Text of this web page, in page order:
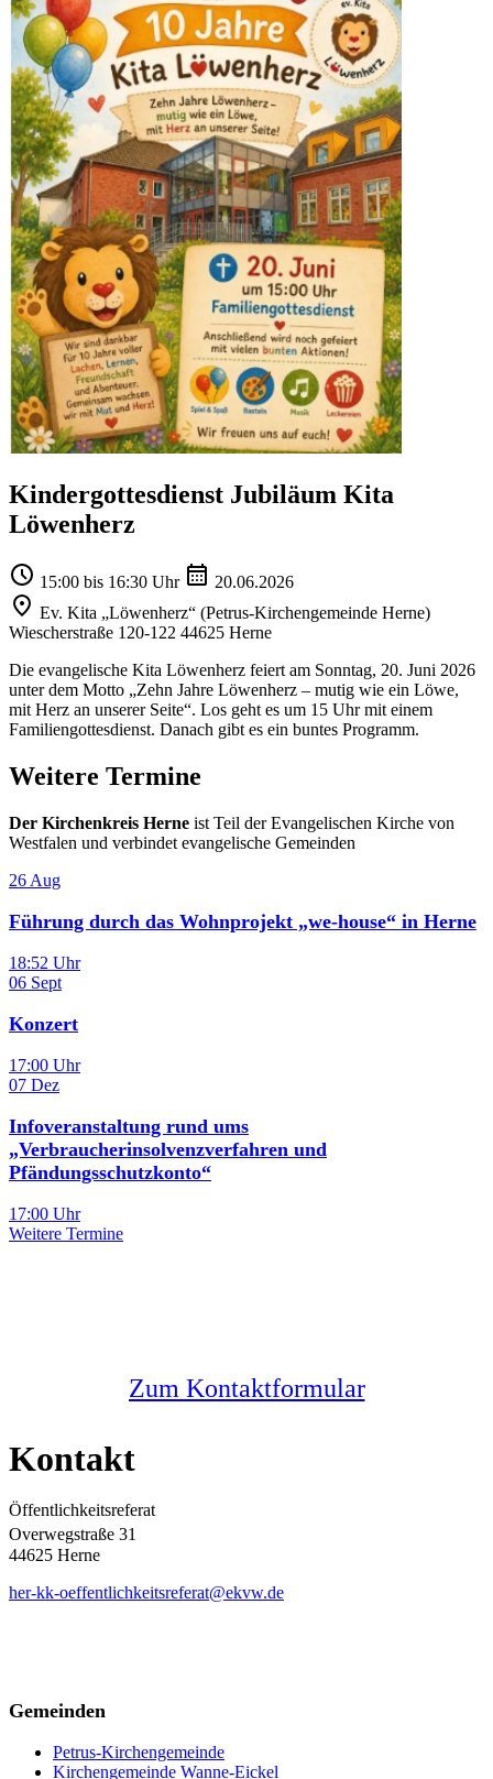
Kindergottesdienst Jubiläum Kita
Löwenherz
15:00 bis 16:30 Uhr
20.06.2026
Ev. Kita „Löwenherz“ (Petrus-Kirchengemeinde Herne)
Wiescherstraße 120-122 44625 Herne
Die evangelische Kita Löwenherz feiert am Sonntag, 20. Juni 2026
unter dem Motto „Zehn Jahre Löwenherz – mutig wie ein Löwe,
mit Herz an unserer Seite“. Los geht es um 15 Uhr mit einem
Familiengottesdienst. Danach gibt es ein buntes Programm.
Weitere Termine
Der Kirchenkreis Herne ist Teil der Evangelischen Kirche von
Westfalen und verbindet evangelische Gemeinden
26 Aug
Führung durch das Wohnprojekt „we-house“ in Herne
18:52 Uhr
06 Sept
Konzert
17:00 Uhr
07 Dez
Infoveranstaltung rund ums
„Verbraucherinsolvenzverfahren und
Pfändungsschutzkonto“
17:00 Uhr
Weitere Termine
Zum Kontaktformular
Kontakt
Öffentlichkeitsreferat
Overwegstraße 31
44625 Herne
her-kk-oeffentlichkeitsreferat@ekvw.de
Gemeinden
Petrus-Kirchengemeinde
Kirchengemeinde Wanne-Eickel